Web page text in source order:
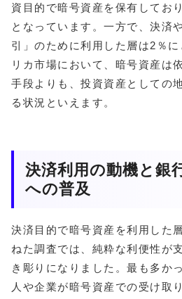
資目的で暗号資産を保有してお
となっています。一方で、決済
引」のために利用した層は2％
リカ市場において、暗号資産は
手段よりも、投資資産としての
る状況といえます。
決済利用の動機と銀
への普及
決済目的で暗号資産を利用した
ねた調査では、純粋な利便性が
き彫りになりました。最も多か
人や企業が暗号資産での受け取